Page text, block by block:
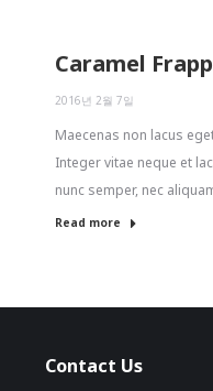
Caramel
2016년 2월 7일
Maecenas non lacus
Integer vitae neque et
nunc semper, nec
Read more
Contact Us